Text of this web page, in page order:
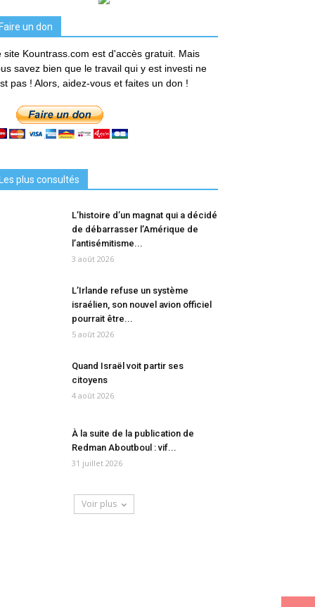
Faire un don
site Kountrass.com est d'accès gratuit. Mais
savez bien que le travail qui y est investi ne
pas ! Alors, aidez-vous et faites un don !
Les plus consultés
L’histoire d’un magnat qui a décidé
de débarrasser l’Amérique de
l’antisémitisme...
3 août 2026
L’Irlande refuse un système
israélien, son nouvel avion officiel
pourrait être...
5 août 2026
Quand Israël voit partir ses
citoyens
4 août 2026
À la suite de la publication de
Redman Aboutboul : vif...
31 juillet 2026
Voir plus